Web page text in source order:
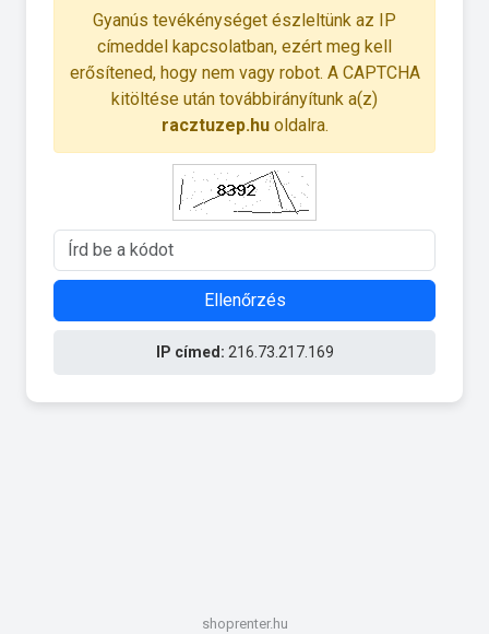
Gyanús tevékénységet észleltünk az IP
címeddel kapcsolatban, ezért meg kell
erősítened, hogy nem vagy robot. A CAPTCHA
kitöltése után továbbirányítunk a(z)
racztuzep.huoldalra.
Ellenőrzés
IP címed: 216.73.217.169
shoprenter.hu